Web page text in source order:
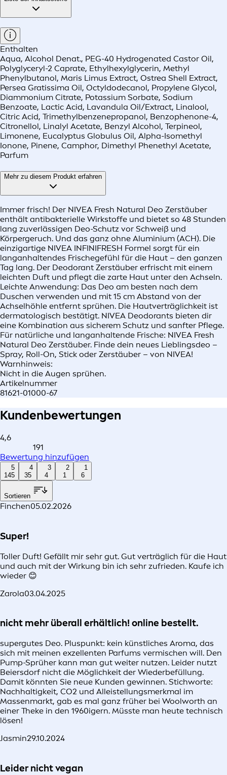
Enthalten
Aqua, Alcohol Denat., PEG-40 Hydrogenated Castor Oil,
Polyglyceryl-2 Caprate, Ethylhexylglycerin, Methyl
Phenylbutanol, Maris Limus Extract, Ostrea Shell Extract,
Persea Gratissima Oil, Octyldodecanol, Propylene Glycol,
Diammonium Citrate, Potassium Sorbate, Sodium
Benzoate, Lactic Acid, Lavandula Oil/Extract, Linalool,
Citric Acid, Trimethylbenzenepropanol, Benzophenone-4,
Citronellol, Linalyl Acetate, Benzyl Alcohol, Terpineol,
Limonene, Eucalyptus Globulus Oil, Alpha-Isomethyl
Ionone, Pinene, Camphor, Dimethyl Phenethyl Acetate,
Parfum
Mehr zu diesem Produkt erfahren
Immer frisch! Der NIVEA Fresh Natural Deo Zerstäuber
enthält antibakterielle Wirkstoffe und bietet so 48 Stunden
lang zuverlässigen Deo-Schutz vor Schweiß und
Körpergeruch. Und das ganz ohne Aluminium (ACH). Die
einzigartige NIVEA INFINIFRESH Formel sorgt für ein
langanhaltendes Frischegefühl für die Haut – den ganzen
Tag lang. Der Deodorant Zerstäuber erfrischt mit einem
leichten Duft und pflegt die zarte Haut unter den Achseln.
Leichte Anwendung: Das Deo am besten nach dem
Duschen verwenden und mit 15 cm Abstand von der
Achselhöhle entfernt sprühen. Die Hautverträglichkeit ist
dermatologisch bestätigt. NIVEA Deodorants bieten dir
eine Kombination aus sicherem Schutz und sanfter Pflege.
Für natürliche und langanhaltende Frische: NIVEA Fresh
Natural Deo Zerstäuber. Finde dein neues Lieblingsdeo –
Spray, Roll-On, Stick oder Zerstäuber – von NIVEA!
Warnhinweis:
Nicht in die Augen sprühen.
Artikelnummer
81621-01000-67
Kundenbewertungen
4,6
191
Bewertung hinzufügen
5
145
4
35
3
4
2
1
1
6
Sortieren
Finchen05.02.2026
Super!
Toller Duft! Gefällt mir sehr gut. Gut verträglich für die Haut
und auch mit der Wirkung bin ich sehr zufrieden. Kaufe ich
wieder 😊
Zarola03.04.2025
nicht mehr überall erhältlich! online bestellt.
supergutes Deo. Pluspunkt: kein künstliches Aroma, das
sich mit meinen exzellenten Parfums vermischen will. Den
Pump-Sprüher kann man gut weiter nutzen. Leider nutzt
Beiersdorf nicht die Möglichkeit der Wiederbefüllung.
Damit könnten Sie neue Kunden gewinnen. Stichworte:
Nachhaltigkeit, CO2 und Alleistellungsmerkmal im
Massenmarkt, gab es mal ganz früher bei Woolworth an
einer Theke in den 1960igern. Müsste man heute technisch
lösen!
Jasmin29.10.2024
Leider nicht vegan